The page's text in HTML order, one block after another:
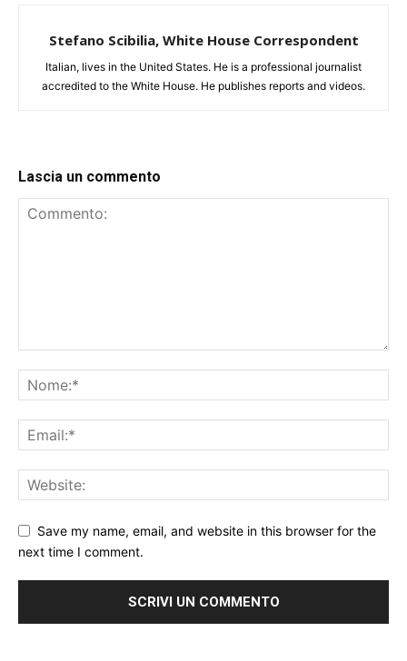
Stefano Scibilia, White House Correspondent
Italian, lives in the United States. He is a professional journalist
accredited to the White House. He publishes reports and videos.
Lascia un commento
Save my name, email, and website in this browser for the
next time I comment.